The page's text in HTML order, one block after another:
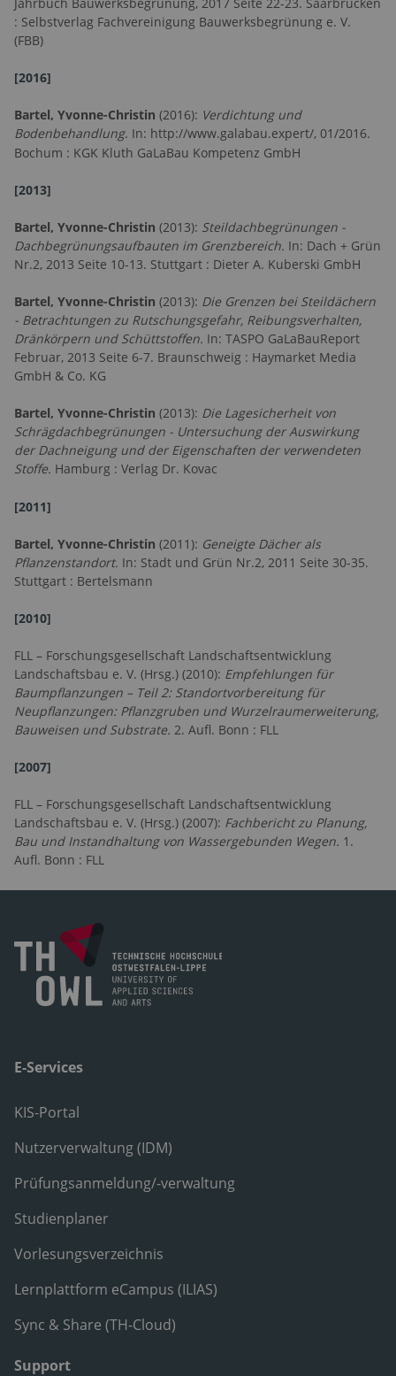
: Selbstverlag Fachvereinigung Bauwerksbegrünung e. V.
(FBB)
[2016]
Bartel, Yvonne-Christin (2016): Verdichtung und
Bodenbehandlung. In: http://www.galabau.expert/, 01/2016.
Bochum : KGK Kluth GaLaBau Kompetenz GmbH
[2013]
Bartel, Yvonne-Christin (2013): Steildachbegrünungen -
Dachbegrünungsaufbauten im Grenzbereich. In: Dach + Grün
Nr.2, 2013 Seite 10-13. Stuttgart : Dieter A. Kuberski GmbH
Bartel, Yvonne-Christin (2013): Die Grenzen bei Steildächern
- Betrachtungen zu Rutschungsgefahr, Reibungsverhalten,
Dränkörpern und Schüttstoffen. In: TASPO GaLaBauReport
Februar, 2013 Seite 6-7. Braunschweig : Haymarket Media
GmbH & Co. KG
Bartel, Yvonne-Christin (2013): Die Lagesicherheit von
Schrägdachbegrünungen - Untersuchung der Auswirkung
der Dachneigung und der Eigenschaften der verwendeten
Stoffe. Hamburg : Verlag Dr. Kovac
[2011]
Bartel, Yvonne-Christin (2011): Geneigte Dächer als
Pflanzenstandort. In: Stadt und Grün Nr.2, 2011 Seite 30-35.
Stuttgart : Bertelsmann
[2010]
FLL – Forschungsgesellschaft Landschaftsentwicklung
Landschaftsbau e. V. (Hrsg.) (2010): Empfehlungen für
Baumpflanzungen – Teil 2: Standortvorbereitung für
Neupflanzungen: Pflanzgruben und Wurzelraumerweiterung,
Bauweisen und Substrate. 2. Aufl. Bonn : FLL
[2007]
FLL – Forschungsgesellschaft Landschaftsentwicklung
Landschaftsbau e. V. (Hrsg.) (2007): Fachbericht zu Planung,
Bau und Instandhaltung von Wassergebunden Wegen. 1.
Aufl. Bonn : FLL
E-Services
KIS-Portal
Nutzerverwaltung (IDM)
Prüfungsanmeldung/-verwaltung
Studienplaner
Vorlesungsverzeichnis
Lernplattform eCampus (ILIAS)
Sync & Share (TH-Cloud)
Support